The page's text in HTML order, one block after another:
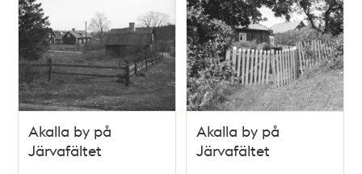
Akalla by på
Järvafältet
Akalla by på
Järvafältet